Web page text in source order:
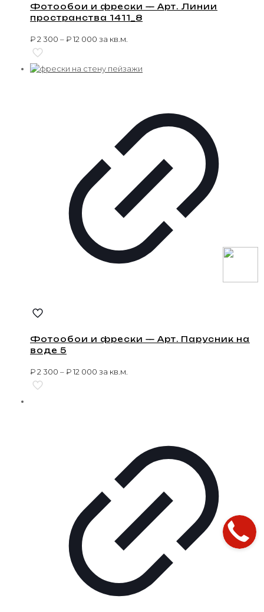
Фотообои и фрески — Арт. Линии
пространства 1411_8
₽2 300 –₽12 000 за кв.м.
Фотообои и фрески — Арт. Парусник на
воде 5
₽2 300 –₽12 000 за кв.м.